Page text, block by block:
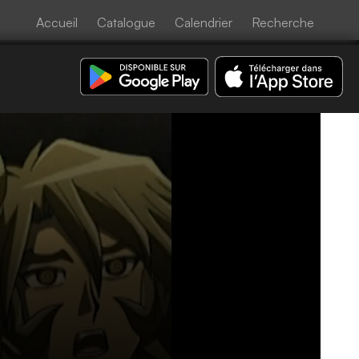
Accueil Catalogue Calendrier Recherche